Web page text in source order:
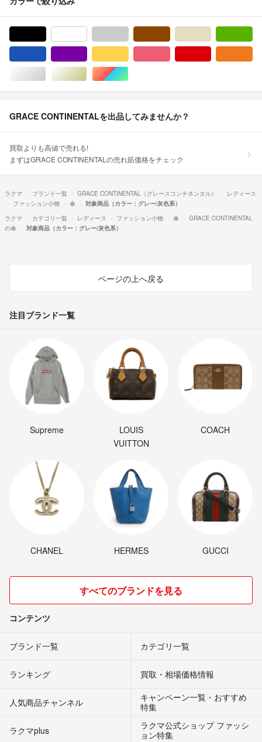
シルバー/銀色系ゴールド/金色系マルチカラー
GRACE CONTINENTALを出品してみませんか？
買取よりも高値で売れる!
まずはGRACE CONTINENTALの売れ筋価格をチェック
ラクマ ブランド一覧 GRACE CONTINENTAL（グレースコンチネンタル）
レディース
ファッション小物
傘
対象商品（カラー：グレー/灰色系）
ラクマ
カテゴリ一覧 レディース ファッション小物 傘
GRACE CONTINENTAL
の傘
対象商品（カラー：グレー/灰色系）
ページの上へ戻る
注目ブランド一覧
Supreme
LOUIS
VUITTON
COACH
CHANEL HERMES GUCCI
すべてのブランドを見る
コンテンツ
ブランド一覧 カテゴリ一覧
ランキング 買取・相場価格情報
人気商品チャンネル
キャンペーン一覧・おすすめ
特集
ラクマplus
ラクマ公式ショップ ファッシ
ョン特集